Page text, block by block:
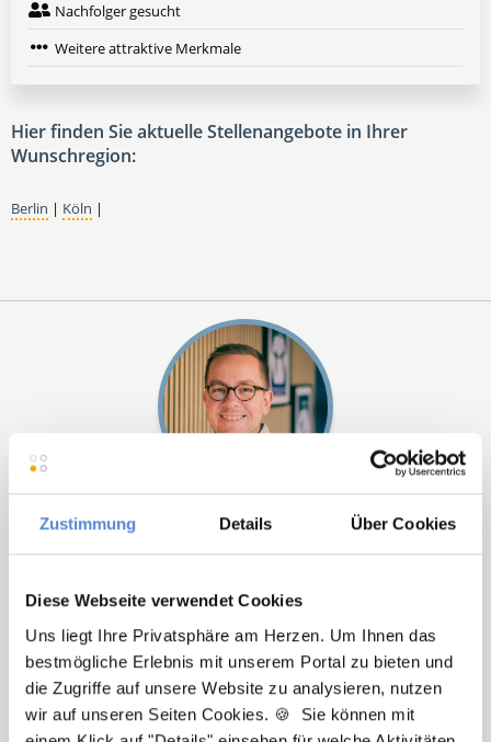
Zustimmung Details Über Cookies
Diese Webseite verwendet Cookies
Uns liegt Ihre Privatsphäre am Herzen. Um Ihnen das
bestmögliche Erlebnis mit unserem Portal zu bieten und
die Zugriffe auf unsere Website zu analysieren, nutzen
wir auf unseren Seiten Cookies. 🍪 Sie können mit
Nachfolger gesucht
Weitere attraktive Merkmale
Hier finden Sie aktuelle Stellenangebote in Ihrer
Wunschregion:
Berlin | Köln |
Marcel Willing
Sie haben Fragen zu unseren Stellenanzeigen oder
benötigen Unterstützung beim Ausfüllen Ihres
Bewerberprofils? Kontaktieren Sie mich einfach, ich
helfe Ihnen gerne weiter!